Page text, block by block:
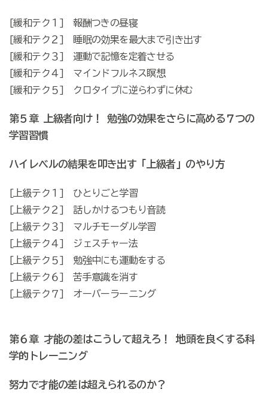
[緩和テク１] 報酬つきの昼寝
[緩和テク２] 睡眠の効果を最大まで引き出す
[緩和テク３] 運動で記憶を定着させる
[緩和テク４] マインドフルネス瞑想
[緩和テク５] クロタイプに逆らわずに休む
第５章 上級者向け！ 勉強の効果をさらに高める７つの
学習習慣
ハイレベルの結果を叩き出す「上級者」のやり方
[上級テク１] ひとりごと学習
[上級テク２] 話しかけるつもり音読
[上級テク３] マルチモーダル学習
[上級テク４] ジェスチャー法
[上級テク５] 勉強中にも運動をする
[上級テク６] 苦手意識を消す
[上級テク７] オーバーラーニング
第６章 才能の差はこうして超えろ！ 地頭を良くする科
学的トレーニング
努力で才能の差は超えられるのか？